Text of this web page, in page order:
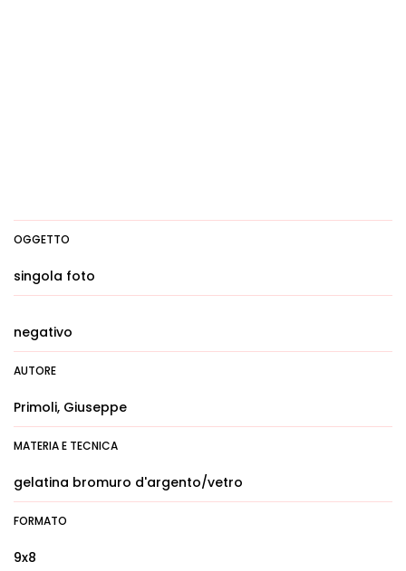
OGGETTO
singola foto
negativo
AUTORE
Primoli, Giuseppe
MATERIA E TECNICA
gelatina bromuro d'argento/vetro
FORMATO
9x8